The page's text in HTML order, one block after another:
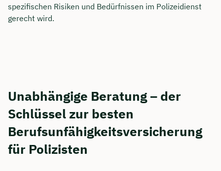
spezifischen Risiken und Bedürfnissen im Polizeidienst
gerecht wird.
Unabhängige Beratung – der
Schlüssel zur besten
Berufsunfähigkeitsversicherung
für Polizisten